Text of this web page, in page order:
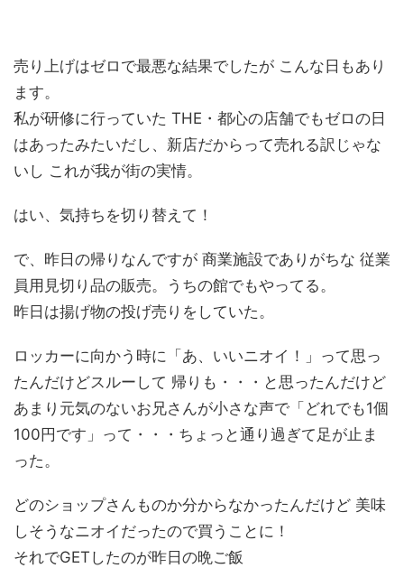
売り上げはゼロで最悪な結果でしたが こんな日もあり
ます。
私が研修に行っていた THE・都心の店舗でもゼロの日
はあったみたいだし、新店だからって売れる訳じゃな
いし これが我が街の実情。
はい、気持ちを切り替えて！
で、昨日の帰りなんですが 商業施設でありがちな 従業
員用見切り品の販売。うちの館でもやってる。
昨日は揚げ物の投げ売りをしていた。
ロッカーに向かう時に「あ、いいニオイ！」って思っ
たんだけどスルーして 帰りも・・・と思ったんだけど
あまり元気のないお兄さんが小さな声で「どれでも1個
100円です」って・・・ちょっと通り過ぎて足が止ま
った。
どのショップさんものか分からなかったんだけど 美味
しそうなニオイだったので買うことに！
それでGETしたのが昨日の晩ご飯